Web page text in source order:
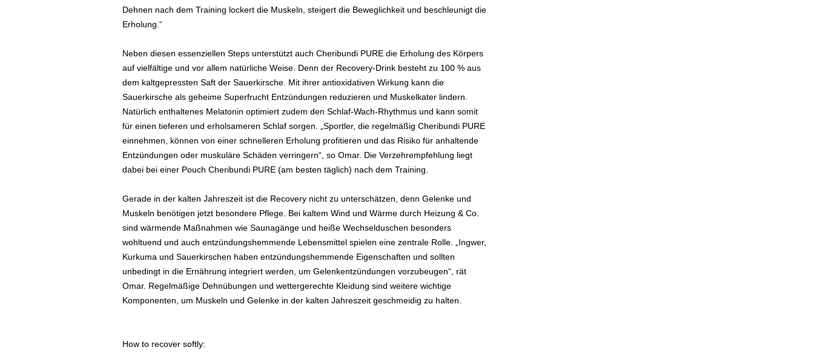
Dehnen nach dem Training lockert die Muskeln, steigert die Beweglichkeit und beschleunigt die
Erholung.“
Neben diesen essenziellen Steps unterstützt auch Cheribundi PURE die Erholung des Körpers
auf vielfältige und vor allem natürliche Weise. Denn der Recovery-Drink besteht zu 100 % aus
dem kaltgepressten Saft der Sauerkirsche. Mit ihrer antioxidativen Wirkung kann die
Sauerkirsche als geheime Superfrucht Entzündungen reduzieren und Muskelkater lindern.
Natürlich enthaltenes Melatonin optimiert zudem den Schlaf-Wach-Rhythmus und kann somit
für einen tieferen und erholsameren Schlaf sorgen. „Sportler, die regelmäßig Cheribundi PURE
einnehmen, können von einer schnelleren Erholung profitieren und das Risiko für anhaltende
Entzündungen oder muskuläre Schäden verringern“, so Omar. Die Verzehrempfehlung liegt
dabei bei einer Pouch Cheribundi PURE (am besten täglich) nach dem Training.
Gerade in der kalten Jahreszeit ist die Recovery nicht zu unterschätzen, denn Gelenke und
Muskeln benötigen jetzt besondere Pflege. Bei kaltem Wind und Wärme durch Heizung & Co.
sind wärmende Maßnahmen wie Saunagänge und heiße Wechselduschen besonders
wohltuend und auch entzündungshemmende Lebensmittel spielen eine zentrale Rolle. „Ingwer,
Kurkuma und Sauerkirschen haben entzündungshemmende Eigenschaften und sollten
unbedingt in die Ernährung integriert werden, um Gelenkentzündungen vorzubeugen“, rät
Omar. Regelmäßige Dehnübungen und wettergerechte Kleidung sind weitere wichtige
Komponenten, um Muskeln und Gelenke in der kalten Jahreszeit geschmeidig zu halten.
How to recover softly: